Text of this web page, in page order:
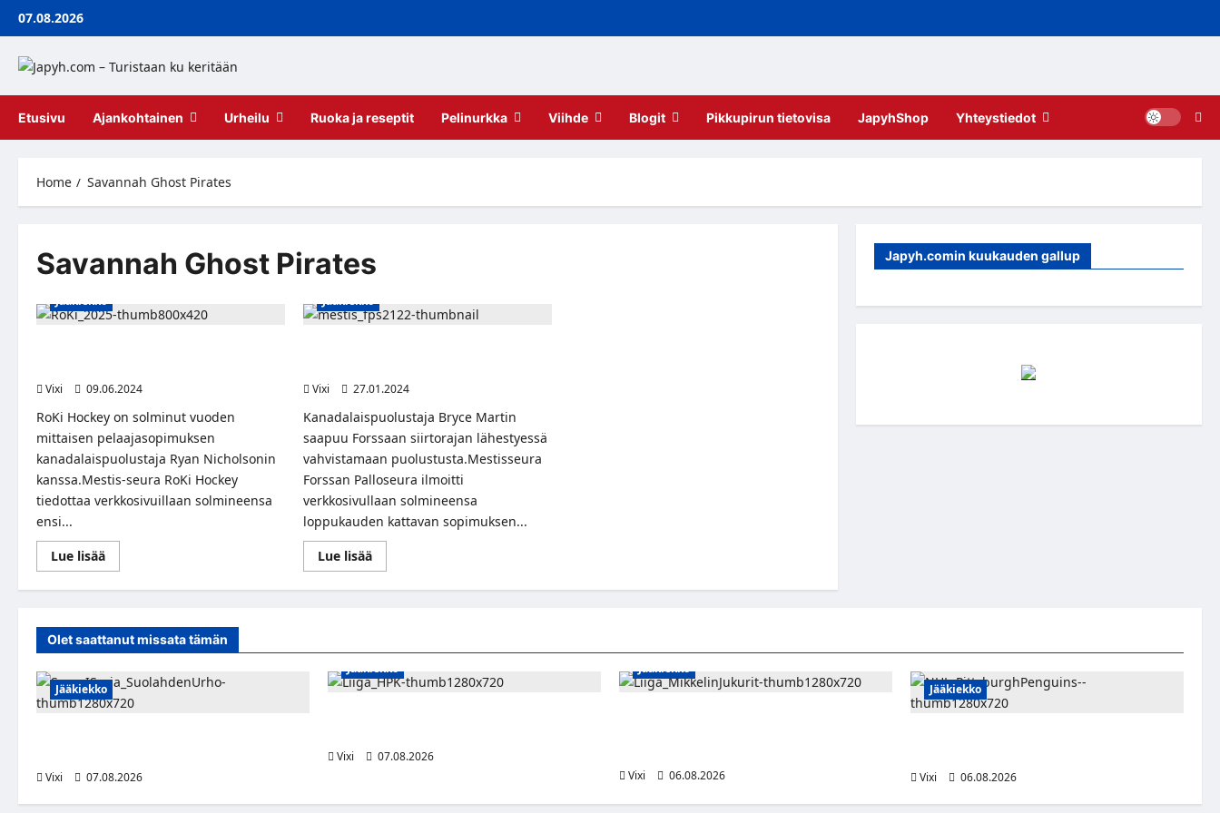
Skip07.08.2026
Etusivu Ajankohtainen Urheilu Ruoka ja reseptit Pelinurkka Viihde Blogit Pikkupirun tietovisa JapyhShop Yhteystiedot
Home Savannah Ghost Pirates
Savannah Ghost Pirates
Jääkiekko
Vixi
09.06.2024
RoKi Hockey on solminut vuoden
mittaisen pelaajasopimuksen
kanadalaispuolustaja Ryan Nicholsonin
kanssa.Mestis-seura RoKi Hockey
tiedottaa verkkosivuillaan solmineensa
ensi...
Lue lisääRead
more
Kanadalaispuolustaja
RoKiin
Jääkiekko
Vixi
27.01.2024
Kanadalaispuolustaja Bryce Martin
saapuu Forssaan siirtorajan lähestyessä
vahvistamaan puolustusta.Mestisseura
Forssan Palloseura ilmoitti
verkkosivullaan solmineensa
loppukauden kattavan sopimuksen...
Lue lisääRead
more
Kanadalaispuolustaja
Japyh.comin kuukauden gallup
Olet saattanut missata tämän
Jääkiekko
Vixi
07.08.2026
Jääkiekko
Vixi
07.08.2026
Jääkiekko
Vixi
06.08.2026
Jääkiekko
Vixi
06.08.2026